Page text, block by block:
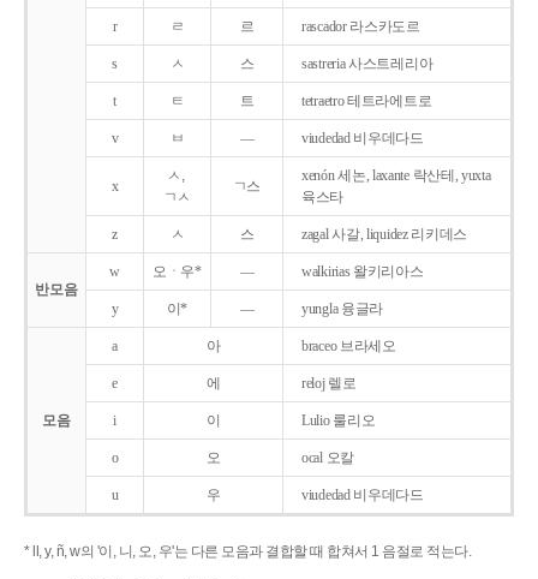
r ㄹ 르 rascador 라스카도르
s ㅅ 스 sastreria 사스트레리아
t ㅌ 트 tetraetro 테트라에트로
v ㅂ ― viudedad 비우데다드
x
ㅅ,
ㄱㅅ
ㄱ스
xenón 세논, laxante 락산테, yuxta
육스타
z ㅅ 스 zagal 사갈, liquidez 리키데스
반모음
w 오ㆍ우* ― walkirias 왈키리아스
y 이* ― yungla 융글라
모음
a 아 braceo 브라세오
e 에 reloj 렐로
i 이 Lulio 룰리오
o 오 ocal 오칼
u 우 viudedad 비우데다드
* ll, y, ñ, w의 '이, 니, 오, 우'는 다른 모음과 결합할 때 합쳐서 1 음절로 적는다.